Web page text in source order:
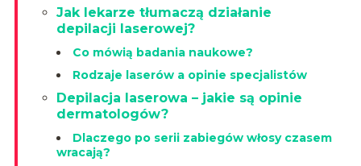
Jak lekarze tłumaczą działanie
depilacji laserowej?
Co mówią badania naukowe?
Rodzaje laserów a opinie specjalistów
Depilacja laserowa – jakie są opinie
dermatologów?
Dlaczego po serii zabiegów włosy czasem
wracają?